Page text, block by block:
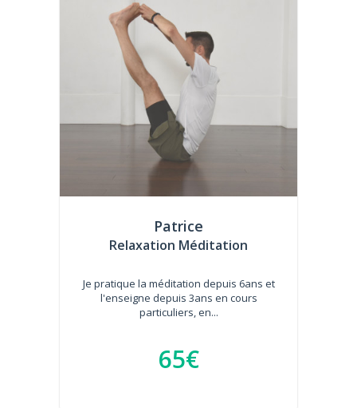
Patrice
Relaxation Méditation
Je pratique la méditation depuis 6ans et
l'enseigne depuis 3ans en cours
particuliers, en...
65€